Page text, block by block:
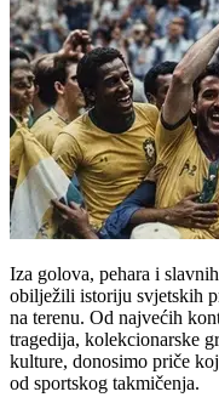
Iza golova, pehara i
obilježili istoriju svjetskih
na terenu. Od najvećih
tragedija, kolekcionarske
kulture, donosimo priče
od sportskog takmičenja.